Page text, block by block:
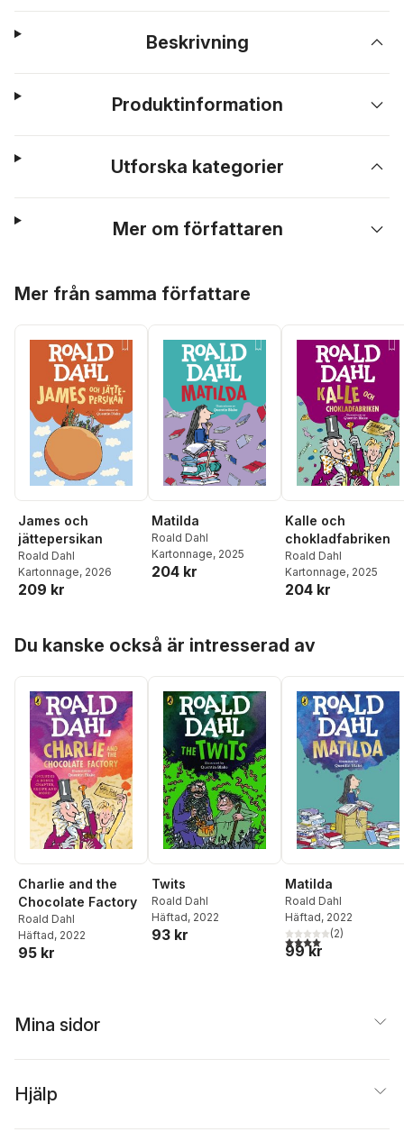
Beskrivning
Produktinformation
Utforska kategorier
Mer om författaren
Mer från samma författare
James och
jättepersikan
Roald Dahl
Kartonnage, 2026
209 kr
Matilda
Roald Dahl
Kartonnage, 2025
204 kr
Kalle och
chokladfabriken
Roald Dahl
Kartonnage, 2025
204 kr
Du kanske också är intresserad av
Charlie and the
Chocolate Factory
Roald Dahl
Häftad, 2022
95 kr
Twits
Roald Dahl
Häftad, 2022
93 kr
Matilda
Roald Dahl
Häftad, 2022
4,0utav 5 stjärnor.
(2)
99 kr
Mina sidor
Hjälp